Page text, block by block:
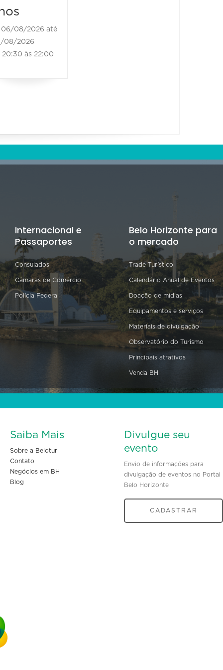
06/08/2026 até
08/2026
às 22:00
Internacional e
Passaportes
Consulados
Câmaras de Comércio
Polícia Federal
Belo Horizonte para
o mercado
Trade Turístico
Calendário Anual de Eventos
Doação de mídias
Equipamentos e serviços
Materiais de divulgação
Observatório do Turismo
Principais atrativos
Venda BH
Saiba Mais
Sobre a Belotur
Contato
Negócios em BH
Blog
Divulgue seu
evento
Envio de informações para
divulgação de eventos no Portal
Belo Horizonte
CADASTRAR